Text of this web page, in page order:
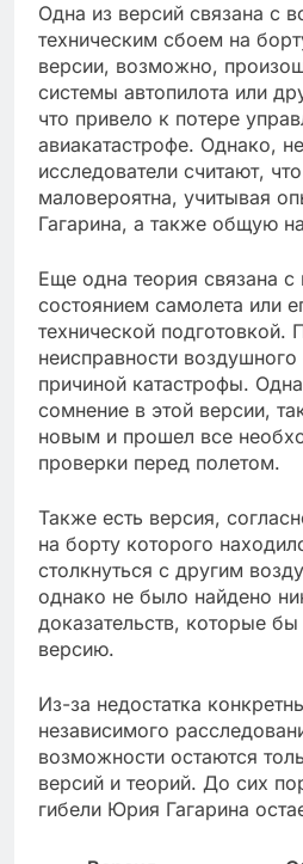
Одна из версий связана с
техническим сбоем на
версии, возможно,
системы автопилота или
что привело к потере
авиакатастрофе. Однако,
исследователи считают,
маловероятна, учитывая
Гагарина, а также общую
Еще одна теория связана
состоянием самолета или
технической подготовкой.
неисправности воздушного
причиной катастрофы.
сомнение в этой версии,
новым и прошел все
проверки перед полетом.
Также есть версия,
на борту которого
столкнуться с другим
однако не было найдено
доказательств, которые
версию.
Из-за недостатка
независимого
возможности остаются
версий и теорий. До сих
гибели Юрия Гагарина